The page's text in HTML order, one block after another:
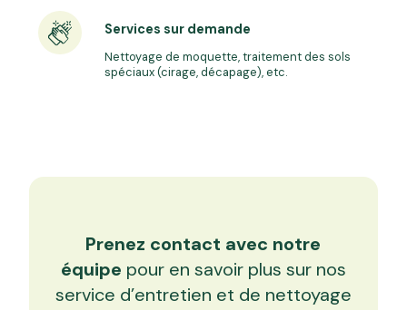
Services sur demande
Nettoyage de moquette, traitement des sols
spéciaux (cirage, décapage), etc.
Prenez contact avec notre
équipe pour en savoir plus sur nos
service d’entretien et de nettoyage